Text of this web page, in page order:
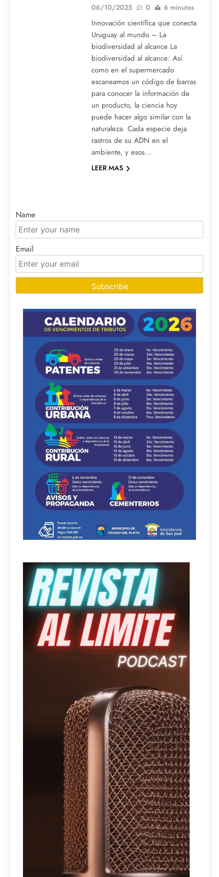
06/10/2025
0 6 minutos
Innovación científica que conecta
Uruguay al mundo – La
biodiversidad al alcance La
biodiversidad al alcance: Así
como en el supermercado
escaneamos un código de barras
para conocer la información de
un producto, la ciencia hoy
puede hacer algo similar con la
naturaleza. Cada especie deja
rastros de su ADN en el
ambiente, y esos…
LEER MAS
Name
Email